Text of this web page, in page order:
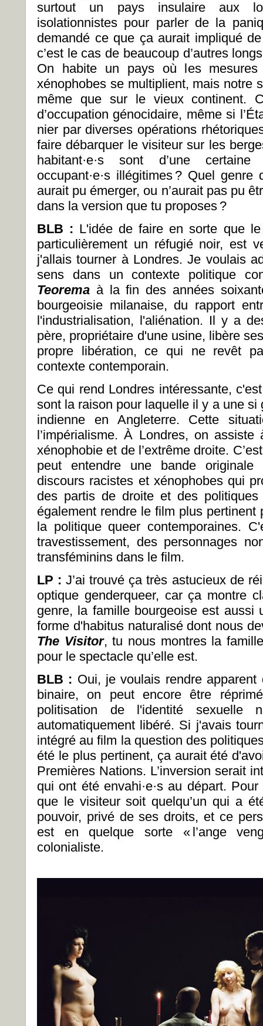
surtout un pays insulaire aux
isolationnistes pour parler de la
demandé ce que ça aurait impliqué
c’est le cas de beaucoup d’autres
On habite un pays où les
xénophobes se multiplient, mais notre
même que sur le vieux continent.
d’occupation génocidaire, même si
nier par diverses opérations
faire débarquer le visiteur sur les
habitant·e·s sont d’une
occupant·e·s illégitimes ? Quel
aurait pu émerger, ou n’aurait pas pu
dans la version que tu proposes ?
BLB : L'idée de faire en sorte que
particulièrement un réfugié noir, est
j'allais tourner à Londres. Je voulais
sens dans un contexte politique
Teorema à la fin des années
bourgeoisie milanaise, du rapport
l'industrialisation, l'aliénation. Il y a
père, propriétaire d'une usine, libère
propre libération, ce qui ne revêt
contexte contemporain.
Ce qui rend Londres intéressante,
sont la raison pour laquelle il y a une
indienne en Angleterre. Cette
l’impérialisme. À Londres, on
xénophobie et de l’extrême droite.
peut entendre une bande
discours racistes et xénophobes qui
des partis de droite et des
également rendre le film plus pertinent
la politique queer contemporaines.
travestissement, des personnages
transféminins dans le film.
LP :J’ai trouvé ça très astucieux de
optique genderqueer, car ça montre
genre, la famille bourgeoise est aussi
forme d'habitus naturalisé dont nous
The Visitor, tu nous montres la
pour le spectacle qu’elle est.
BLB : Oui, je voulais rendre
binaire, on peut encore être
politisation de l'identité sexuelle
automatiquement libéré. Si j'avais
intégré au film la question des
été le plus pertinent, ça aurait été
Premières Nations. L’inversion serait
qui ont été envahi·e·s au départ.
que le visiteur soit quelqu’un qui a
pouvoir, privé de ses droits, et ce
est en quelque sorte « l’ange
colonialiste.